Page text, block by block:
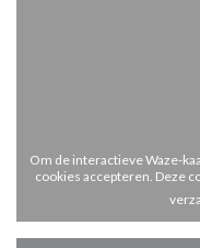
Om de interactieve Waze-
cookies accepteren. Deze